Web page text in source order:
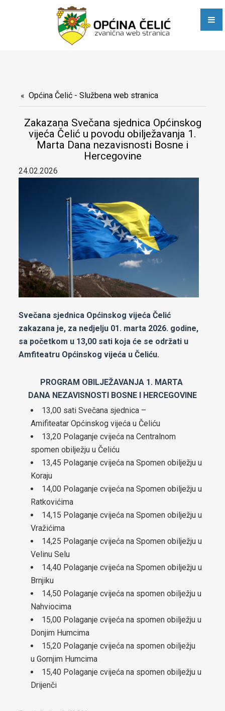
Općina Čelić - Službena web stranica
Zakazana Svečana sjednica Općinskog
vijeća Čelić u povodu obilježavanja 1.
Marta Dana nezavisnosti Bosne i
Hercegovine
24.02.2026
Svečana sjednica Općinskog vijeća Čelić
zakazana je, za nedjelju 01. marta 2026. godine,
sa početkom u 13,00 sati koja će se održati u
Amfiteatru Općinskog vijeća u Čeliću.
PROGRAM OBILJEŽAVANJA 1. MARTA
DANA NEZAVISNOSTI BOSNE I HERCEGOVINE
13,00 sati Svečana sjednica –
Amifiteatar Općinskog vijeća u Čeliću
13,20 Polaganje cvijeća na Centralnom
spomen obilježju u Čeliću
13,45 Polaganje cvijeća na Spomen obilježju u
Koraju
14,00 Polaganje cvijeća na Spomen obilježju u
Ratkovićima
14,15 Polaganje cvijeća na Spomen obilježju u
Vražićima
14,25 Polaganje cvijeća na Spomen obilježju u
Velinu Selu
14,40 Polaganje cvijeća na Spomen obilježju u
Brnjiku
14,50 Polaganje cvijeća na spomen obilježju u
Nahviocima
15,00 Polaganje cvijeća na spomen obilježju u
Donjim Humcima
15,20 Polaganje cvijeća na spomen obilježju
u Gornjim Humcima
15,40 Polaganje cvijeća na spomen obilježju u
Drijenči
Javni pozivi i obavještenja
Poslovne zone
Stručna služba Općinskog vijeća, Općinskog načelnika i
Služba za računovodstvene, poslove trezora, privredu i razvoj
Služba za urbanizam, stambeno-komunalne, imovinsko-
Služba Civilne zaštite, društvenih djelatnosti, opće uprave i
boračkih pitanja
Strateški dokumenti
Statut općine Čelić
Službeni glasnici općine Čelić
Prostorni plan općine Čelić
Elaborat zaštite izvorišta
Integrirana Razvojna strategija Općine Čelić 2020 – 2025
Strategija razvoja Općine Čelić 2026 - 2034
Pravilnik za omladinska udruženja
Strategija za smanjenje energetskog siromaštva stanovništva
Lokalni ekološki akcioni plan (LEAP) općine Čelić
Javne nabavke
Javni pozivi za nabavke
Plan javnih nabavki općine Čelić
Obavještenje o postupcima javnih nabavki
Obrazac praćenja realizacije ugovora/okvirnog sporazuma
Izjava o nepostojanju sukoba interesa
Budžet
Infrastrukturni projekti